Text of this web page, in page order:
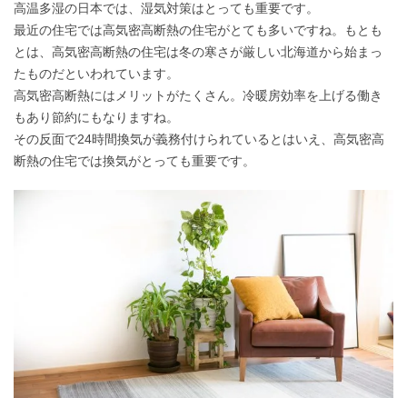
高温多湿の日本では、湿気対策はとっても重要です。
最近の住宅では高気密高断熱の住宅がとても多いですね。もとも
とは、高気密高断熱の住宅は冬の寒さが厳しい北海道から始まっ
たものだといわれています。
高気密高断熱にはメリットがたくさん。冷暖房効率を上げる働き
もあり節約にもなりますね。
その反面で24時間換気が義務付けられているとはいえ、高気密高
断熱の住宅では換気がとっても重要です。